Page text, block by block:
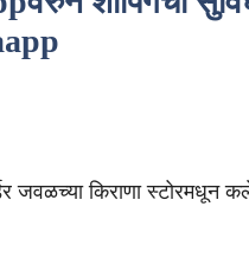
जवळच्या किराणा स्टोरमधून